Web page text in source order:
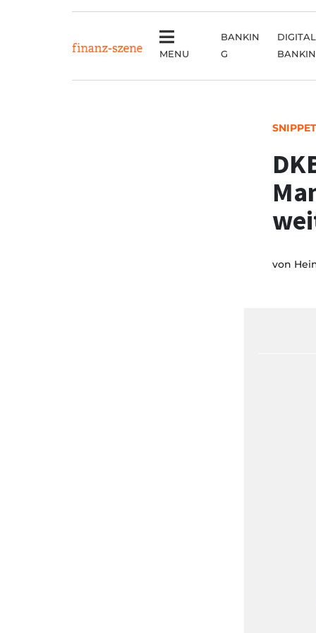
MENU
BANKIN
G
DIGITAL
von